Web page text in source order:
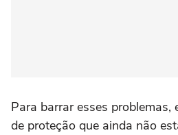
Para barrar esses problemas,
de proteção que ainda não